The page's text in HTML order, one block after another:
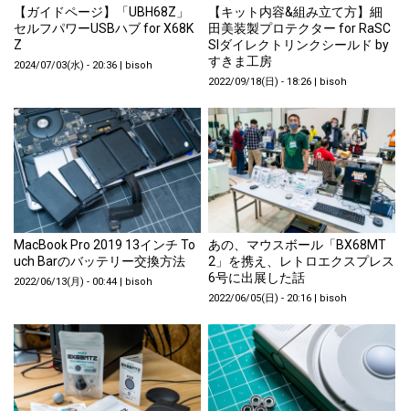
【ガイドページ】「UBH68Z」
セルフパワーUSBハブ for X68K
Z
2024/07/03(水) - 20:36 | bisoh
【キット内容&組み立て方】細
田美装製プロテクター for RaSC
SIダイレクトリンクシールド by
すきま工房
2022/09/18(日) - 18:26 | bisoh
MacBook Pro 2019 13インチ To
uch Barのバッテリー交換方法
2022/06/13(月) - 00:44 | bisoh
あの、マウスボール「BX68MT
2」を携え、レトロエクスプレス
6号に出展した話
2022/06/05(日) - 20:16 | bisoh